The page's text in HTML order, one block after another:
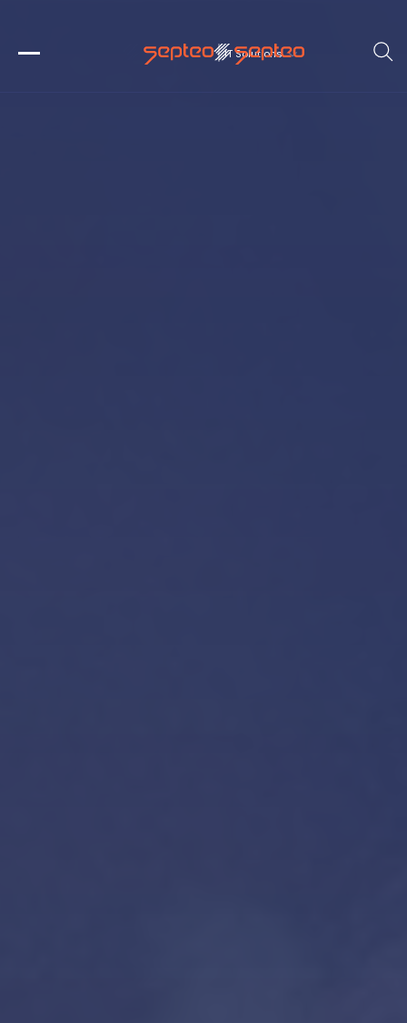
IT Solutions